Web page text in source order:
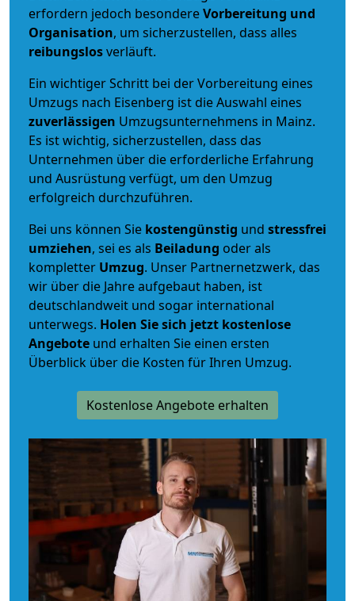
erfordern jedoch besondereVorbereitung und
Organisation, um sicherzustellen, dass alles
reibungslosverläuft.
Ein wichtiger Schritt bei der Vorbereitung eines
Umzugs nach Eisenberg ist die Auswahl eines
zuverlässigen Umzugsunternehmens in Mainz.
Es ist wichtig, sicherzustellen, dass das
Unternehmen über die erforderliche Erfahrung
und Ausrüstung verfügt, um den Umzug
erfolgreich durchzuführen.
Bei uns können Sie kostengünstig und stressfrei
umziehen, sei es als Beiladung oder als
kompletter Umzug. Unser Partnernetzwerk, das
wir über die Jahre aufgebaut haben, ist
deutschlandweit und sogar international
unterwegs. Holen Sie sich jetzt kostenlose
Angebote und erhalten Sie einen ersten
Überblick über die Kosten für Ihren Umzug.
Kostenlose Angebote erhalten